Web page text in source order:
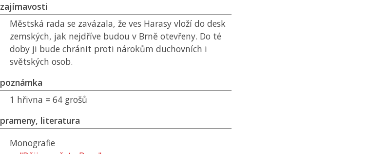
zajímavosti
Městská rada se zavázala, že ves Harasy vloží do desk
zemských, jak nejdříve budou v Brně otevřeny. Do té
doby ji bude chránit proti nárokům duchovních i
světských osob.
poznámka
1 hřivna = 64 grošů
prameny, literatura
Monografie